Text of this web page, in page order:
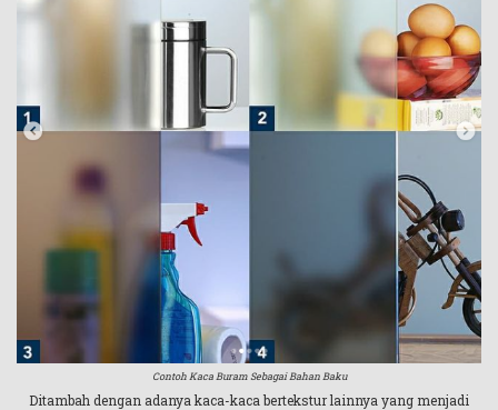
Contoh Kaca Buram Sebagai Bahan Baku
Ditambah dengan adanya kaca-kaca bertekstur lainnya yang menjadi